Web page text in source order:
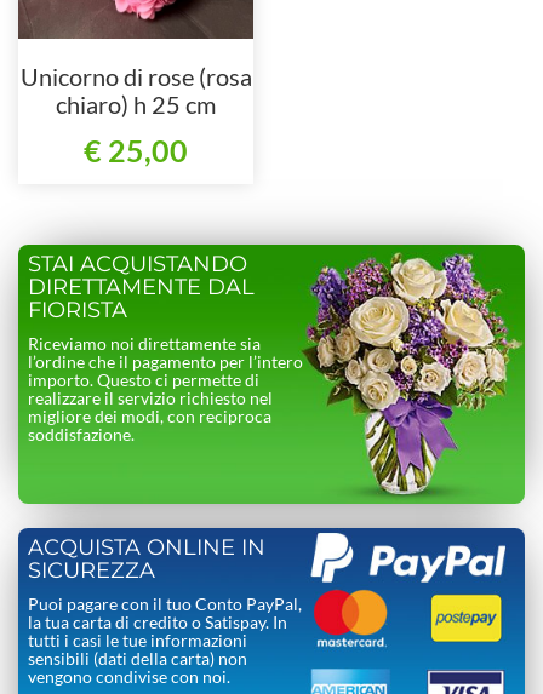
Unicorno di rose (rosa
chiaro) h 25 cm
€ 25,00
STAI ACQUISTANDO
DIRETTAMENTE DAL
FIORISTA
Riceviamo noi direttamente sia
l’ordine che il pagamento per l’intero
importo. Questo ci permette di
realizzare il servizio richiesto nel
migliore dei modi, con reciproca
soddisfazione.
ACQUISTA ONLINE IN
SICUREZZA
Puoi pagare con il tuo Conto PayPal,
la tua carta di credito o Satispay. In
tutti i casi le tue informazioni
sensibili (dati della carta) non
vengono condivise con noi.